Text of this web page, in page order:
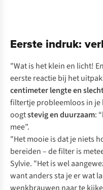
Eerste indruk:
"Wat is het klein en licht!
eerste reactie bij het
centimeter lengte en
filtertje probleemloos in je
oogtstevig en duurzaam:
mee”.
"Het mooie is dat je niets
bereiden – de filter is
Sylvie. "Het is wel
want anders sta je er wat